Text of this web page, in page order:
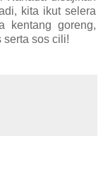
kita ikut selera
kentang goreng,
serta sos cili!